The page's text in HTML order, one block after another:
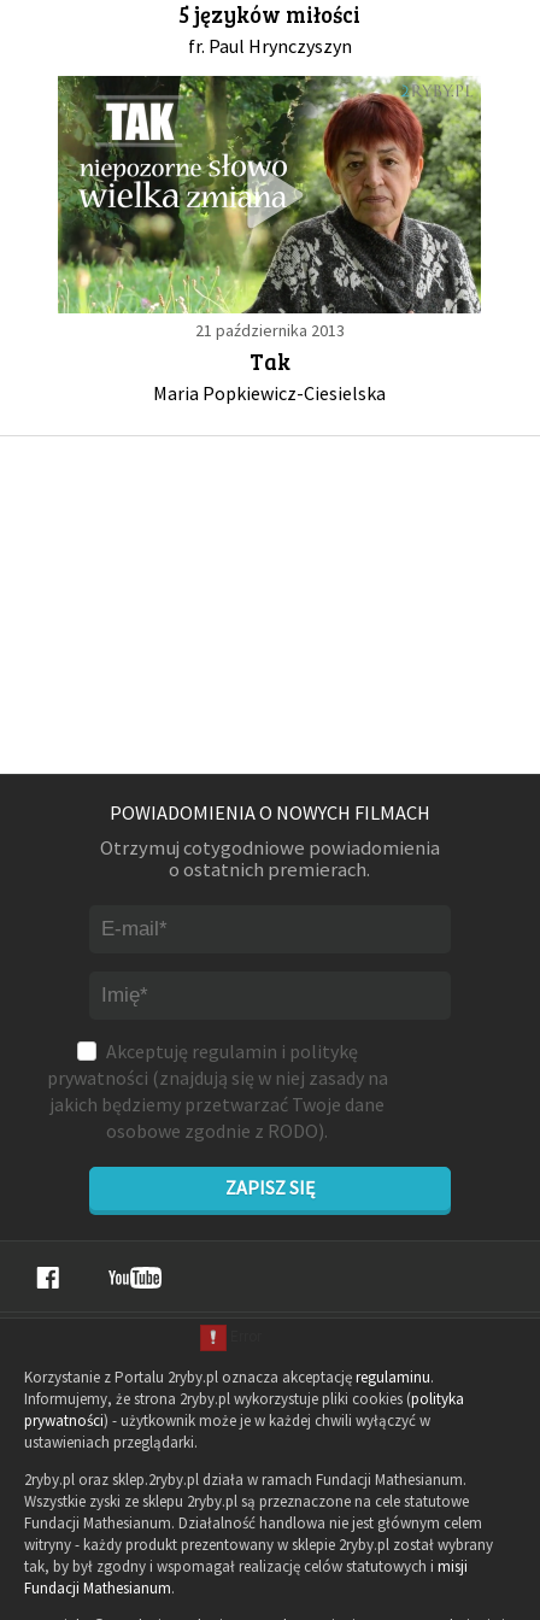
DRUŻYNA
WESPRZYJ NAS
PARTNERZY
NEWSLETTER
5 języków miłości
fr. Paul Hrynczyszyn
21 października 2013
Tak
Maria Popkiewicz-Ciesielska
POWIADOMIENIA O NOWYCH FILMACH
Otrzymuj cotygodniowe powiadomienia
o ostatnich premierach.
Akceptuję regulamin i politykę
prywatności (znajdują się w niej zasady na
jakich będziemy przetwarzać Twoje dane
osobowe zgodnie z RODO).
ZAPISZ SIĘ
Korzystanie z Portalu 2ryby.pl oznacza akceptacjęregulaminu.
Informujemy, że strona 2ryby.pl wykorzystuje pliki cookies (polityka
prywatności) - użytkownik może je w każdej chwili wyłączyć w
ustawieniach przeglądarki.
2ryby.pl oraz sklep.2ryby.pl działa w ramach Fundacji Mathesianum.
Wszystkie zyski ze sklepu 2ryby.pl są przeznaczone na cele statutowe
Fundacji Mathesianum. Działalność handlowa nie jest głównym celem
witryny - każdy produkt prezentowany w sklepie 2ryby.pl został wybrany
tak, by był zgodny i wspomagał realizację celów statutowych i misji
Fundacji Mathesianum.